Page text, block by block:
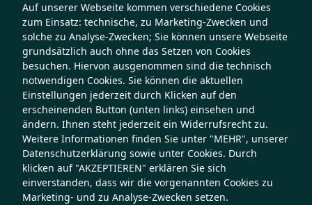
Auf unserer Webseite kommen verschiedene Cookies
zum Einsatz: technische, zu Marketing-Zwecken und
solche zu Analyse-Zwecken; Sie können unsere Webseite
grundsätzlich auch ohne das Setzen von Cookies
besuchen. Hiervon ausgenommen sind die technisch
notwendigen Cookies. Sie können die aktuellen
Einstellungen jederzeit durch Klicken auf den
erscheinenden Button (unten links) einsehen und
ändern. Ihnen steht jederzeit ein Widerrufsrecht zu.
Weitere Informationen finden Sie unter "MEHR", unserer
Datenschutzerklärung sowie unter Cookies. Durch
klicken auf "AKZEPTIEREN" erklären Sie sich
einverstanden, dass wir die vorgenannten Cookies zu
Marketing- und zu Analyse-Zwecken setzen.